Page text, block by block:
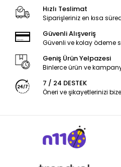
Hızlı Teslimat
Siparişleriniz en kısa
Güvenli Alışveriş
Güvenli ve kolay ödeme
Geniş Ürün Yelpazesi
Binlerce ürün ve
7 / 24 DESTEK
Öneri ve şikayetlerinizi